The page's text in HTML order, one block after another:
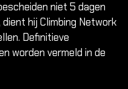
niet 5 dagen
hij Climbing Network
Definitieve
worden vermeld in de